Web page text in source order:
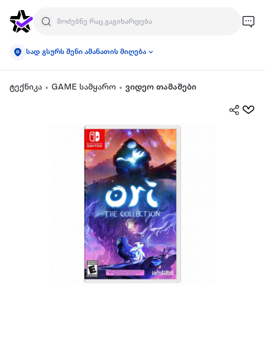
სად გსურს შენი ამანათის მიღება
ტექნიკა GAME სამყარო ვიდეო თამაშები